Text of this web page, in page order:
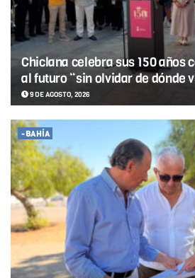
Chiclana celebra sus 150 años
al futuro “sin olvidar de dónde
9 DE AGOSTO, 2026
-BAHÍA